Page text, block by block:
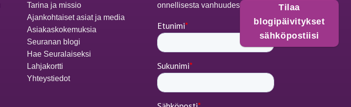
Tilaa
blogipäivitykset
sähköpostiisi
Tarina ja missio
Ajankohtaiset asiat ja media
Asiakaskokemuksia
Seuranan blogi
Hae Seuralaiseksi
Lahjakortti
Yhteystiedot
onnellisesta vanhuudesta